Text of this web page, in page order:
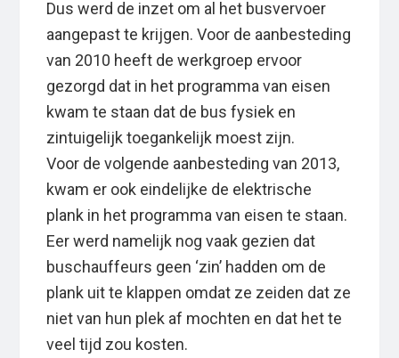
Dus werd de inzet om al het busvervoer
aangepast te krijgen. Voor de aanbesteding
van 2010 heeft de werkgroep ervoor
gezorgd dat in het programma van eisen
kwam te staan dat de bus fysiek en
zintuigelijk toegankelijk moest zijn.
Voor de volgende aanbesteding van 2013,
kwam er ook eindelijke de elektrische
plank in het programma van eisen te staan.
Eer werd namelijk nog vaak gezien dat
buschauffeurs geen ‘zin’ hadden om de
plank uit te klappen omdat ze zeiden dat ze
niet van hun plek af mochten en dat het te
veel tijd zou kosten.